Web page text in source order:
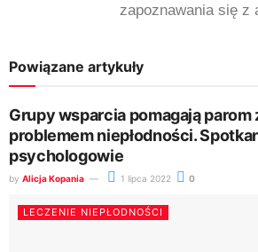
zapoznawania się z
Powiązane artykuły
Grupy wsparcia pomagają parom
problemem niepłodności.
psychologowie
by Alicja Kopania 1 lipca 2022 0
LECZENIE NIEPŁODNOŚCI